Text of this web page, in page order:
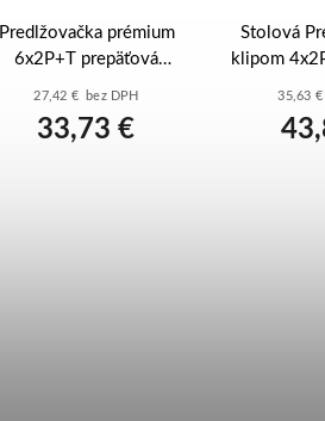
Predlžovačka prémium
6x2P+T prepäťová
049426
27,42 € bez DPH
33,73 €
Stolová
klipom
35,63